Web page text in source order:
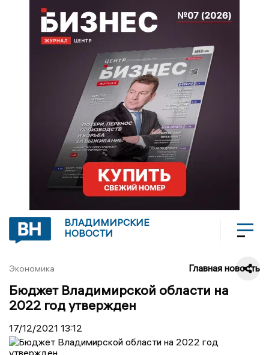
ВЛАДИМИРСКИЕ
НОВОСТИ
Экономика Главная новость
Бюджет Владимирской области на
2022 год утвержден
17/12/2021 13:12